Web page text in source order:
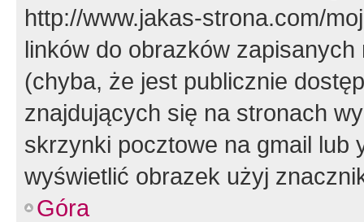
http://www.jakas-strona.com/
linków do obrazków
(chyba, że jest publicznie
znajdujących się na stronach
skrzynki pocztowe na gmail lub
wyświetlić obrazek użyj
Góra